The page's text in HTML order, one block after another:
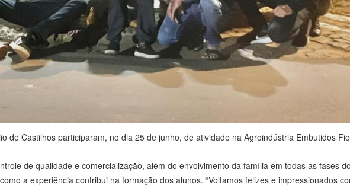
de Castilhos participaram, no dia 25 de junho, de atividade na Agroindústria Embutidos
de qualidade e comercialização, além do envolvimento da família em todas as fases
a experiência contribui na formação dos alunos. “Voltamos felizes e impressionados